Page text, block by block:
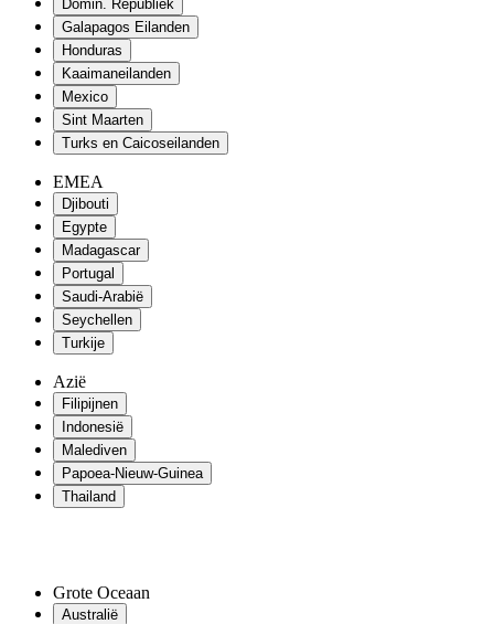
Domin. Republiek
Galapagos Eilanden
Honduras
Kaaimaneilanden
Mexico
Sint Maarten
Turks en Caicoseilanden
EMEA
Djibouti
Egypte
Madagascar
Portugal
Saudi-Arabië
Seychellen
Turkije
Azië
Filipijnen
Indonesië
Malediven
Papoea-Nieuw-Guinea
Thailand
Grote Oceaan
Australië